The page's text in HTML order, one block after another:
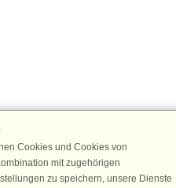
Cookies und Cookies von
mit zugehörigen
zu speichern, unsere Dienste